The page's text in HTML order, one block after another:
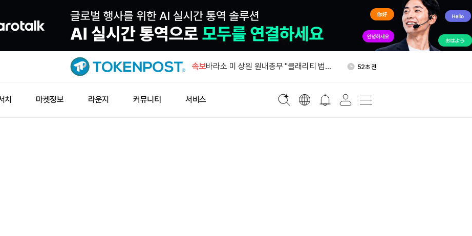
속보
암호화폐 정치단체, 3개 주 예비선거 후
41분 전
바라소 미 상원 원내총무 "클래리티 법안
52초 전
툼…델라웨어 법원 문건에 담겼다
치 마켓정보 라운지 커뮤니티 서비스